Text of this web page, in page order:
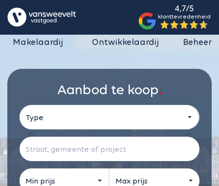
4,7/5
klanttevredenheid
Makelaardij Ontwikkelaardij Beheer
Aanbod te koop
Type
Min prijs Max prijs